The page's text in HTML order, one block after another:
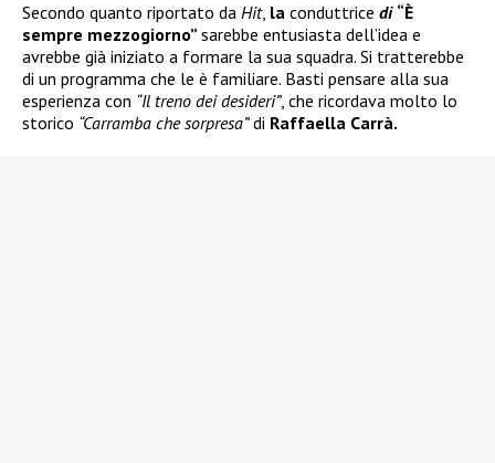
Secondo quanto riportato da Hit, la conduttrice di “È
sempre mezzogiorno” sarebbe entusiasta dell’idea e
avrebbe già iniziato a formare la sua squadra. Si tratterebbe
di un programma che le è familiare. Basti pensare alla sua
esperienza con “Il treno dei desideri”, che ricordava molto lo
storico “Carramba che sorpresa”di Raffaella Carrà.